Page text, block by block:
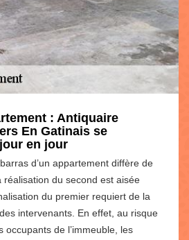
: Antiquaire
En Gatinais se
en jour
d’un appartement diffère de
réalisation du second est aisée
du premier requiert de la
intervenants. En effet, au risque
occupants de l’immeuble, les